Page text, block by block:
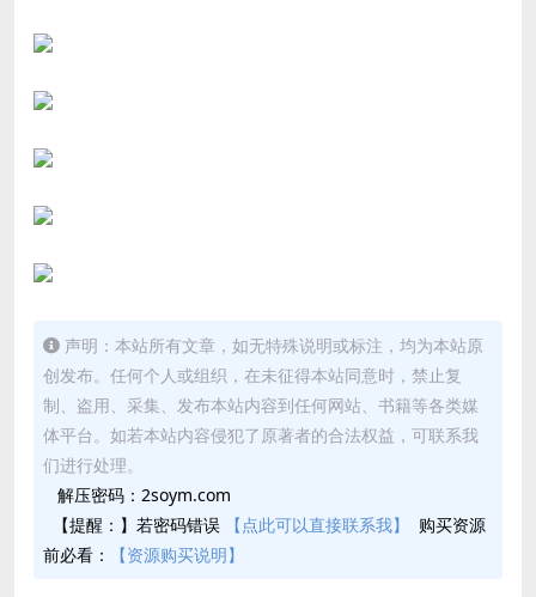
声明：本站所有文章，如无特殊说明或标注，均为本站原
创发布。任何个人或组织，在未征得本站同意时，禁止复
制、盗用、采集、发布本站内容到任何网站、书籍等各类媒
体平台。如若本站内容侵犯了原著者的合法权益，可联系我
们进行处理。
解压密码：2soym.com
【提醒：】若密码错误
【点此可以直接联系我】
购买资源
前必看：
【资源购买说明】